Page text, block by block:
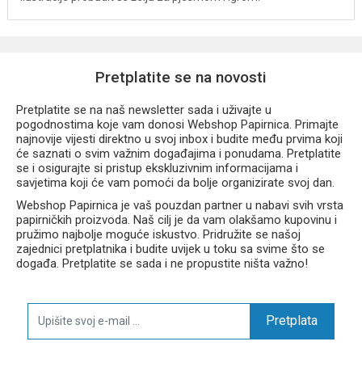
Pretplatite se na novosti
Pretplatite se na naš newsletter sada i uživajte u
pogodnostima koje vam donosi Webshop Papirnica. Primajte
najnovije vijesti direktno u svoj inbox i budite među prvima koji
će saznati o svim važnim događajima i ponudama. Pretplatite
se i osigurajte si pristup ekskluzivnim informacijama i
savjetima koji će vam pomoći da bolje organizirate svoj dan.
Webshop Papirnica je vaš pouzdan partner u nabavi svih vrsta
papirničkih proizvoda. Naš cilj je da vam olakšamo kupovinu i
pružimo najbolje moguće iskustvo. Pridružite se našoj
zajednici pretplatnika i budite uvijek u toku sa svime što se
događa. Pretplatite se sada i ne propustite ništa važno!
Pretplata